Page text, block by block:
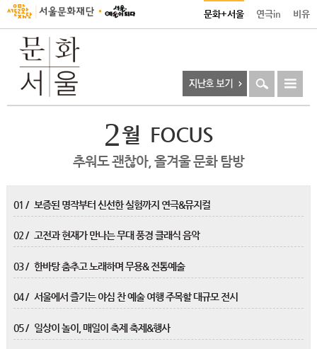
문화+서울 연극in 비유
2월 FOCUS
추워도 괜찮아, 올겨울 문화 탐방
01 / 보증된 명작부터 신선한 실험까지 연극&뮤지컬
02 / 고전과 현재가 만나는 무대 풍경 클래식 음악
03 / 한바탕 춤추고 노래하며 무용& 전통예술
04 / 서울에서 즐기는 야심 찬 예술 여행 주목할 대규모 전시
05 / 일상이 놀이, 매일이 축제 축제&행사